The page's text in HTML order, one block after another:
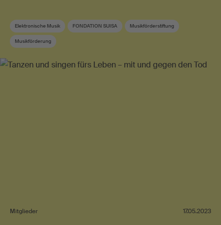
Elektronische Musik FONDATION SUISA Musikförderstiftung
Musikförderung
Mitglieder 17.05.2023